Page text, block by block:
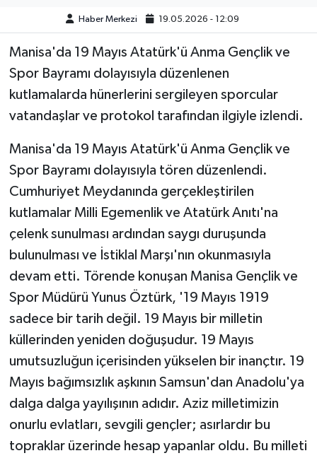
Haber Merkezi 19.05.2026 - 12:09
Manisa'da 19 Mayıs Atatürk'ü Anma Gençlik ve
Spor Bayramı dolayısıyla düzenlenen
kutlamalarda hünerlerini sergileyen sporcular
vatandaşlar ve protokol tarafından ilgiyle izlendi.
Manisa'da 19 Mayıs Atatürk'ü Anma Gençlik ve
Spor Bayramı dolayısıyla tören düzenlendi.
Cumhuriyet Meydanında gerçekleştirilen
kutlamalar Milli Egemenlik ve Atatürk Anıtı'na
çelenk sunulması ardından saygı duruşunda
bulunulması ve İstiklal Marşı'nın okunmasıyla
devam etti. Törende konuşan Manisa Gençlik ve
Spor Müdürü Yunus Öztürk, '19 Mayıs 1919
sadece bir tarih değil. 19 Mayıs bir milletin
küllerinden yeniden doğuşudur. 19 Mayıs
umutsuzluğun içerisinden yükselen bir inançtır. 19
Mayıs bağımsızlık aşkının Samsun'dan Anadolu'ya
dalga dalga yayılışının adıdır. Aziz milletimizin
onurlu evlatları, sevgili gençler; asırlardır bu
topraklar üzerinde hesap yapanlar oldu. Bu milleti